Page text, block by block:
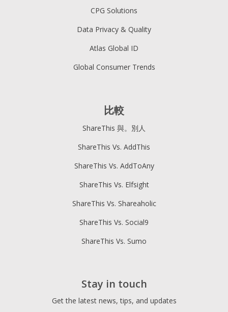
CPG Solutions
Data Privacy & Quality
Atlas Global ID
Global Consumer Trends
比較
ShareThis 與。別人
ShareThis Vs. AddThis
ShareThis Vs. AddToAny
ShareThis Vs. Elfsight
ShareThis Vs. Shareaholic
ShareThis Vs. Social9
ShareThis Vs. Sumo
Stay in touch
Get the latest news, tips, and updates